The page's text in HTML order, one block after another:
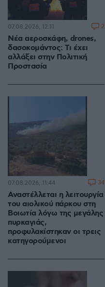
Νέα αεροσκάφη, drones,
δασοκομάντος: Τι έχει
αλλάξει στην Πολιτική
Προστασία
07.08.2026, 12:11 2
Αναστέλλεται η λειτουργία
του αιολικού πάρκου στη
Βοιωτία λόγω της μεγάλης
πυρκαγιάς,
προφυλακίστηκαν οι τρεις
κατηγορούμενοι
07.08.2026, 11:44 34